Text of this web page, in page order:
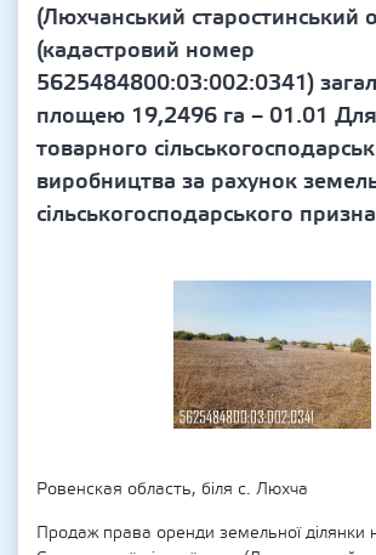
(Люхчанський старостинський
(кадастровий номер
5625484800:03:002:0341)
площею 19,2496 га – 01.01
товарного
виробництва за рахунок
сільськогосподарського
Ровенская область, біля с. Люхча
Продаж права оренди земельної ділянки